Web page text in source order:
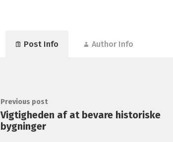
Post Info Author Info
Previous post
Vigtigheden af at bevare historiske
bygninger